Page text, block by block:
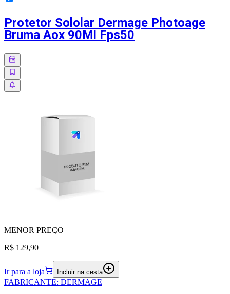
Protetor Sololar Dermage Photoage
Bruma Aox 90Ml Fps50
MENOR PREÇO
R$ 129,90
Ir para a loja Incluir na cesta
FABRICANTE: DERMAGE